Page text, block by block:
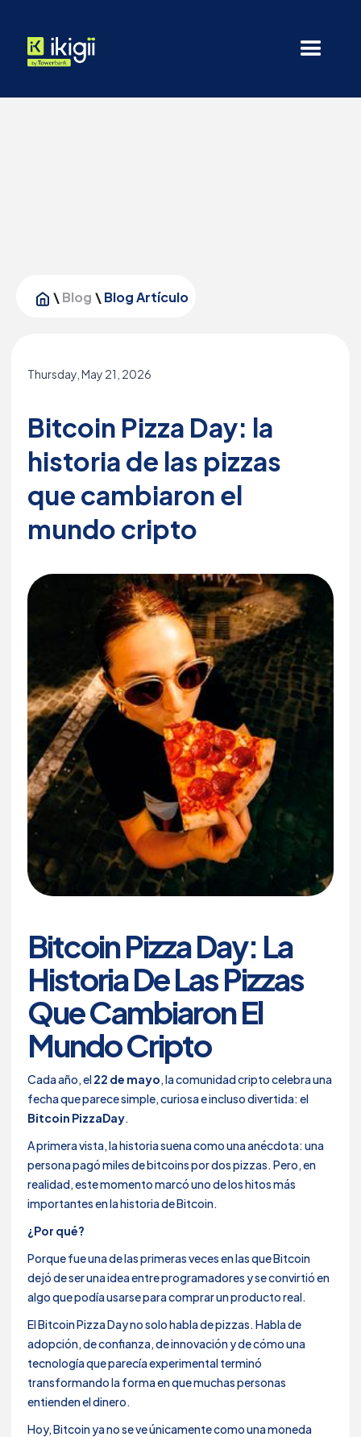
\ Blog \ Blog Artículo
Thursday, May 21, 2026
Bitcoin Pizza Day: la
historia de las pizzas
que cambiaron el
mundo cripto
Bitcoin Pizza Day: La
Historia De Las Pizzas
Que Cambiaron El
Mundo Cripto
Cada año, el 22 de mayo, la comunidad cripto celebra una
fecha que parece simple, curiosa e incluso divertida: el
Bitcoin PizzaDay.
A primera vista, la historia suena como una anécdota: una
persona pagó miles de bitcoins por dos pizzas. Pero, en
realidad, este momento marcó uno de los hitos más
importantes en la historia de Bitcoin.
¿Por qué?
Porque fue una de las primeras veces en las que Bitcoin
dejó de ser una idea entre programadores y se convirtió en
algo que podía usarse para comprar un producto real.
El Bitcoin Pizza Day no solo habla de pizzas. Habla de
adopción, de confianza, de innovación y de cómo una
tecnología que parecía experimental terminó
transformando la forma en que muchas personas
entienden el dinero.
Hoy, Bitcoin ya no se ve únicamente como una moneda